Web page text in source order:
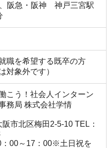
阪急・阪神 神戸三宮駅
職を希望する既卒の方
対象外です）
こう！社会人インターン
務局 株式会社学情
市北区梅田2-5-10 TEL：
：00～17：00※土日祝を